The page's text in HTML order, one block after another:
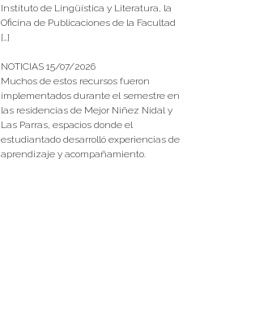
Instituto de Lingüística y Literatura, la
Oficina de Publicaciones de la Facultad
[…]
NOTICIAS 15/07/2026
Muchos de estos recursos fueron
implementados durante el semestre en
las residencias de Mejor Niñez Nidal y
Las Parras, espacios donde el
estudiantado desarrolló experiencias de
aprendizaje y acompañamiento.